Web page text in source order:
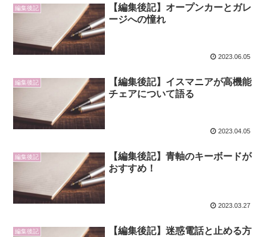
編集後記
【編集後記】オープンカーとガレ
ージへの憧れ
2023.06.05
編集後記
【編集後記】イスマニアが高機能
チェアについて語る
2023.04.05
編集後記
【編集後記】青軸のキーボードが
おすすめ！
2023.03.27
編集後記
【編集後記】迷惑電話と止める方